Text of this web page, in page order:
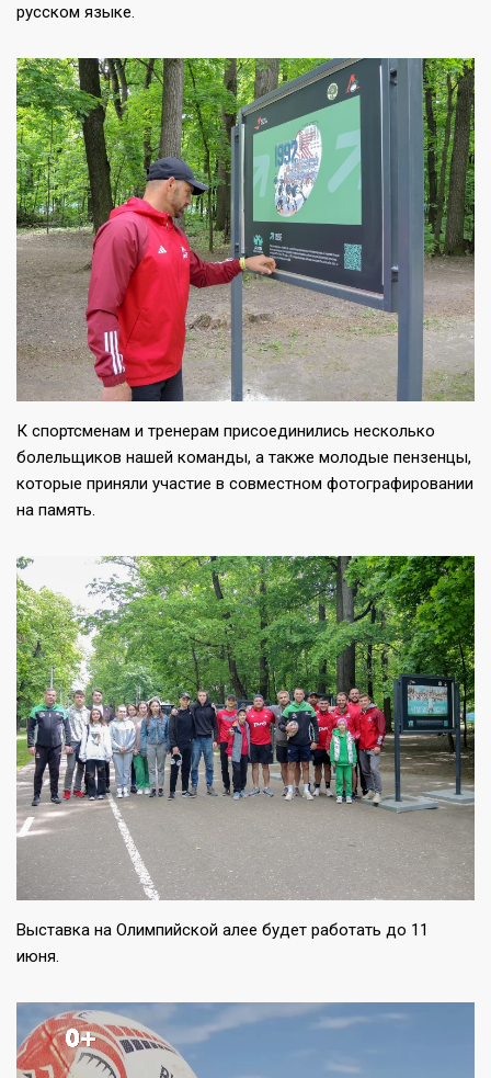
русском языке.
К спортсменам и тренерам присоединились несколько
болельщиков нашей команды, а также молодые пензенцы,
которые приняли участие в совместном фотографировании
на память.
Выставка на Олимпийской алее будет работать до 11
июня.